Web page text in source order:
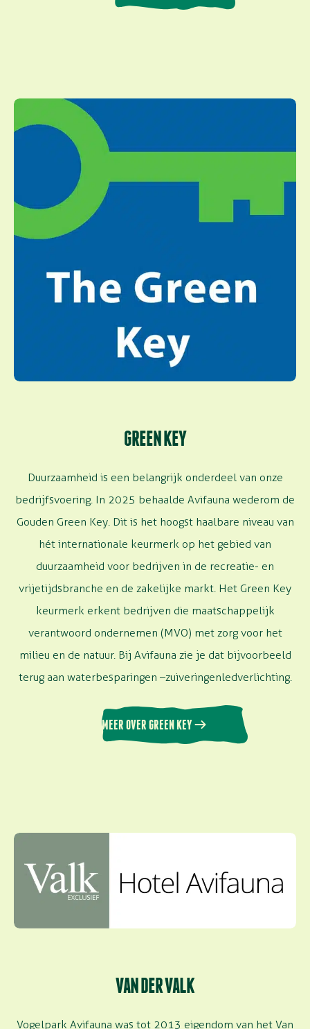
GREEN KEY
Duurzaamheid is een belangrijk onderdeel van onze
bedrijfsvoering. In 2025 behaalde Avifauna wederom de
Gouden Green Key. Dit is het hoogst haalbare niveau van
hét internationale keurmerk op het gebied van
duurzaamheid voor bedrijven in de recreatie- en
vrijetijdsbranche en de zakelijke markt. Het Green Key
keurmerk erkent bedrijven die maatschappelijk
verantwoord ondernemen (MVO) met zorg voor het
milieu en de natuur. Bij Avifauna zie je dat bijvoorbeeld
terug aan waterbesparingen –zuiveringenledverlichting.
MEER OVER GREEN KEY
VAN DER VALK
Vogelpark Avifauna was tot 2013 eigendom van het Van